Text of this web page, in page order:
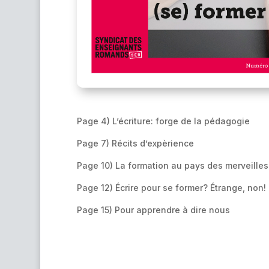
Page 4) L’écriture: forge de la pédagogie
Page 7) Récits d’expèrience
Page 10) La formation au pays des merveilles
Page 12) Écrire pour se former? Étrange, non!
Page 15) Pour apprendre à dire nous